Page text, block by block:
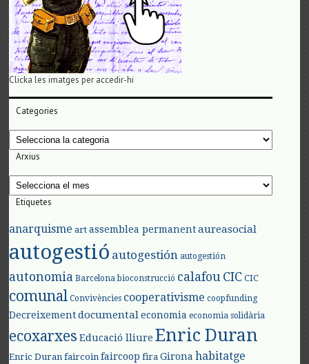
Clicka les imatges per accedir-hi
Categories
Categories
Arxius
Arxius
Etiquetes
anarquisme art assemblea permanent aureasocial
autogestió autogestión autogestión
autonomia Barcelona bioconstrucció calafou CIC CIC
comunal Convivències cooperativisme coopfunding
Decreixement documental economia economia solidària
ecoxarxes Educació lliure Enric Duran
Enric Duran faircoin faircoop fira Girona habitatge